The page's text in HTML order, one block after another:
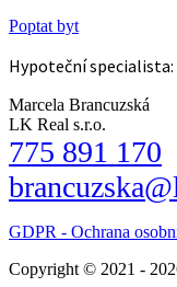
Poptat byt
Hypoteční specialista:
Marcela Brancuzská
LK Real s.r.o.
775 891 170
GDPR - Ochrana
Copyright © 2021 -